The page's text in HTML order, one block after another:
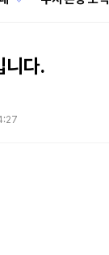
니다.